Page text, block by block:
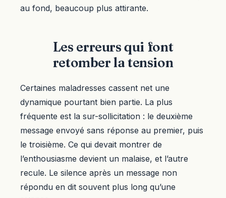
au fond, beaucoup plus attirante.
Les erreurs qui font
retomber la tension
Certaines maladresses cassent net une
dynamique pourtant bien partie. La plus
fréquente est la sur-sollicitation : le deuxième
message envoyé sans réponse au premier, puis
le troisième. Ce qui devait montrer de
l’enthousiasme devient un malaise, et l’autre
recule. Le silence après un message non
répondu en dit souvent plus long qu’une